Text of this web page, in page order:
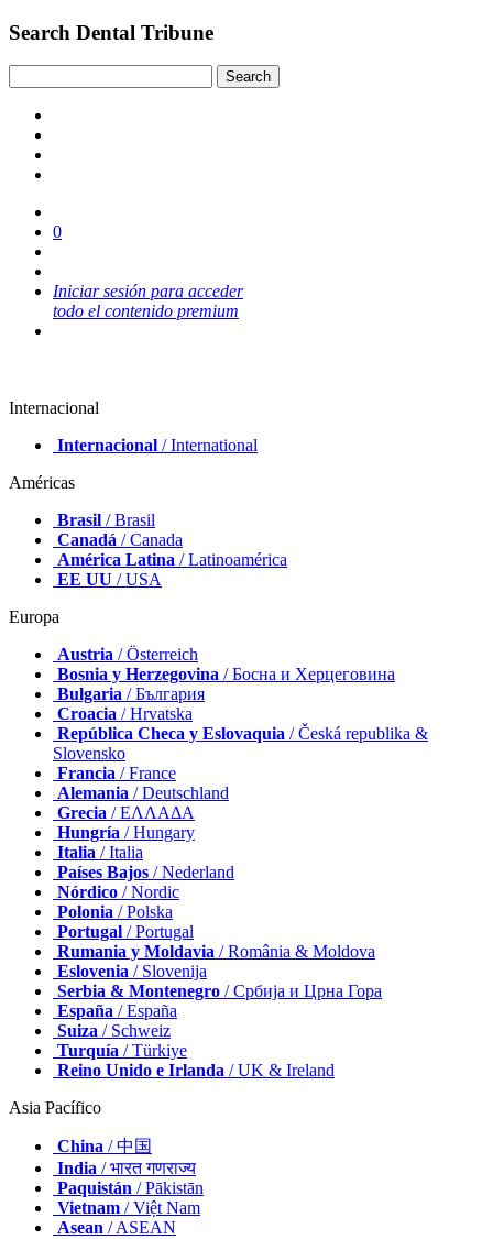
Search Dental Tribune
0
Iniciar sesión para acceder
todo el contenido premium
Internacional
Internacional / International
Américas
Brasil / Brasil
Canadá / Canada
América Latina / Latinoamérica
EE UU / USA
Europa
Austria / Österreich
Bosnia y Herzegovina / Босна и Херцеговина
Bulgaria / България
Croacia / Hrvatska
República Checa y Eslovaquia / Česká republika &
Slovensko
Francia / France
Alemania / Deutschland
Grecia / ΕΛΛΑΔΑ
Hungría / Hungary
Italia / Italia
Países Bajos / Nederland
Nórdico / Nordic
Polonia / Polska
Portugal / Portugal
Rumania y Moldavia / România & Moldova
Eslovenia / Slovenija
Serbia & Montenegro / Србија и Црна Гора
España / España
Suiza / Schweiz
Turquía / Türkiye
Reino Unido e Irlanda / UK & Ireland
Asia Pacífico
China / 中国
India / भारत गणराज्य
Paquistán / Pākistān
Vietnam / Việt Nam
Asean / ASEAN